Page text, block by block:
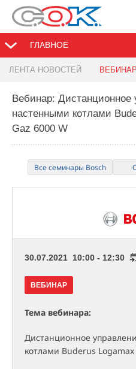
ГЛАВНОЕ
ЛЕНТА НОВОСТЕЙ
Вебинар: Дистанционное
настенными котлами
Gaz 6000 W
Все семинары Bosch
30.07.2021 10:00 - 12:30
ВЕБИНАР
Тема вебинара:
Дистанционное
котлами Buderus